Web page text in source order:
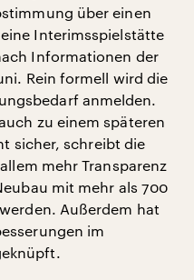
über einen
Interimsspielstätte
Informationen der
Rein formell wird die
anmelden.
zu einem späteren
sicher, schreibt die
mehr Transparenz
mit mehr als 700
Außerdem hat
im